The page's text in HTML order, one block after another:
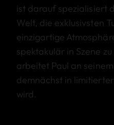
ist darauf spezialisiert
Welt, die exklusivsten
einzigartige
spektakulär in Szene
arbeitet Paul an
demnächst in
wird.